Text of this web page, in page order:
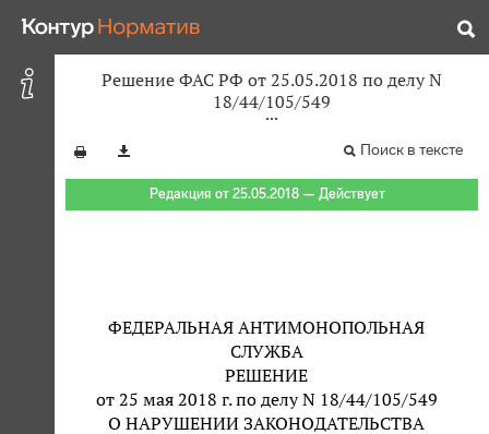
Решение ФАС РФ от 25.05.2018 по делу N
18/44/105/549
Поиск в тексте
Редакция от 25.05.2018 — Действует
ФЕДЕРАЛЬНАЯ АНТИМОНОПОЛЬНАЯ
СЛУЖБА
РЕШЕНИЕ
от 25 мая 2018 г. по делу N 18/44/105/549
О НАРУШЕНИИ ЗАКОНОДАТЕЛЬСТВА